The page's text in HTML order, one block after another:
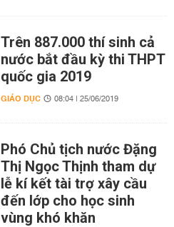
Trên 887.000 thí sinh cả
nước bắt đầu kỳ thi THPT
quốc gia 2019
GIÁO DỤC 08:04 | 25/06/2019
Phó Chủ tịch nước Đặng
Thị Ngọc Thịnh tham dự
lễ kí kết tài trợ xây cầu
đến lớp cho học sinh
vùng khó khăn